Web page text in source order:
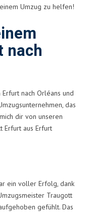
Umzug zu helfen!
nach
nach Orléans und
das
dir von unseren
Erfurt aus Erfurt
ein voller Erfolg, dank
Traugott
gefühlt. Das